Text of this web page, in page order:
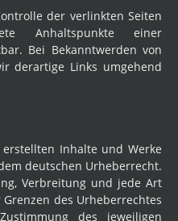
der verlinkten Seiten
Anhaltspunkte einer
Bei Bekanntwerden von
derartige Links umgehend
Inhalte und Werke
deutschen Urheberrecht.
Verbreitung und jede Art
des Urheberrechtes
des jeweiligen